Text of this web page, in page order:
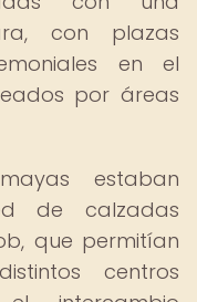
con plazas
en el
por áreas
estaban
de calzadas
que permitían
centros